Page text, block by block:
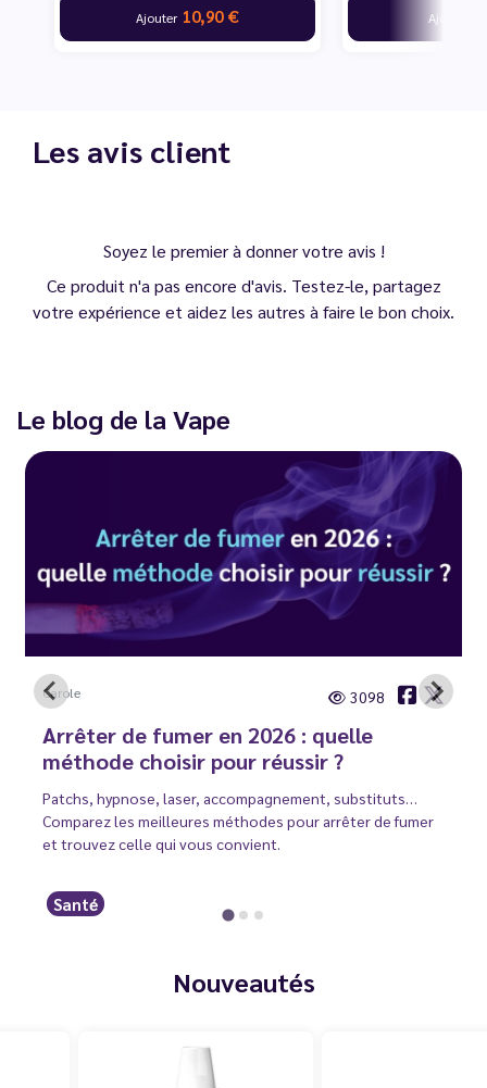
Ajouter 10,90 € Ajouter
Les avis client
Soyez le premier à donner votre avis !
Ce produit n'a pas encore d'avis. Testez-le, partagez
votre expérience et aidez les autres à faire le bon choix.
Le blog de la Vape
Carole 3098
Arrêter de fumer en 2026 : quelle
méthode choisir pour réussir ?
Patchs, hypnose, laser, accompagnement, substituts…
Comparez les meilleures méthodes pour arrêter de fumer
et trouvez celle qui vous convient.
Santé
Nouveautés